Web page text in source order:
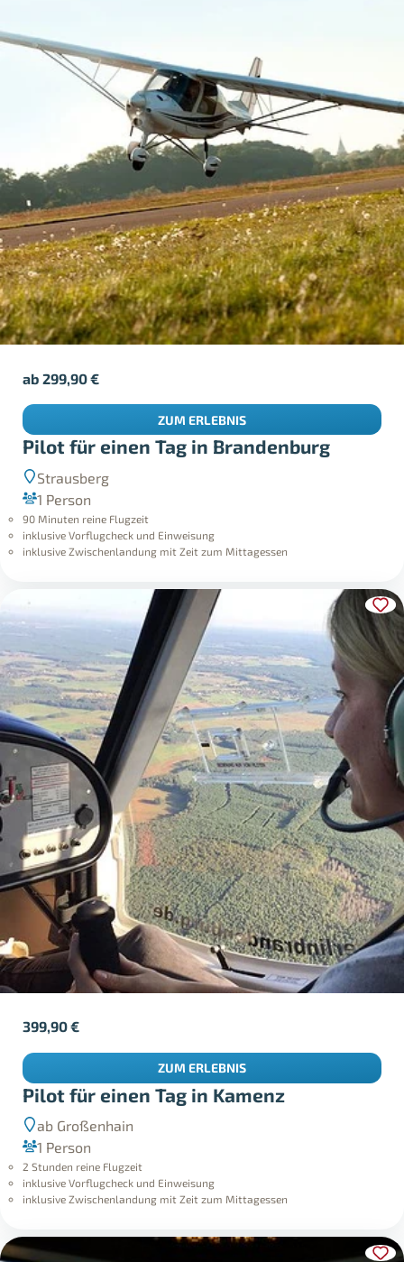
Pilot für einen Tag in Brandenburg
Strausberg
1 Person
90 Minuten reine Flugzeit
inklusive Vorflugcheck und Einweisung
inklusive Zwischenlandung mit Zeit zum Mittagessen
ab299,90€
ZUM ERLEBNIS
Pilot für einen Tag in Kamenz
ab Großenhain
1 Person
2 Stunden reine Flugzeit
inklusive Vorflugcheck und Einweisung
inklusive Zwischenlandung mit Zeit zum Mittagessen
399,90€
ZUM ERLEBNIS